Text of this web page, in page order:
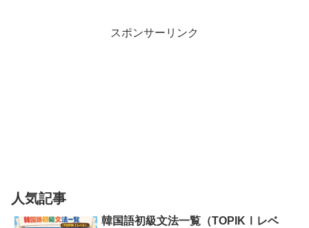
スポンサーリンク
人気記事
韓国語初級文法一覧（TOPIKⅠレベ